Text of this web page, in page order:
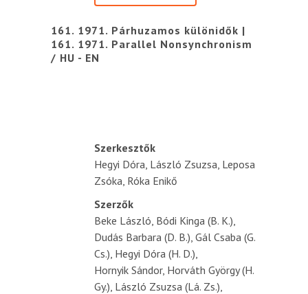
161. 1971. Párhuzamos különidők |
161. 1971. Parallel Nonsynchronism
/ HU - EN
Szerkesztők
Hegyi Dóra, László Zsuzsa, Leposa
Zsóka, Róka Enikő
Szerzők
Beke László, Bódi Kinga (B. K.),
Dudás Barbara (D. B.), Gál Csaba (G.
Cs.), Hegyi Dóra (H. D.),
Hornyik Sándor, Horváth György (H.
Gy.), László Zsuzsa (Lá. Zs.),